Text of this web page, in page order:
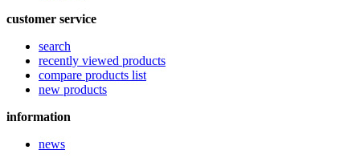
customer service
search
recently viewed products
compare products list
new products
information
news